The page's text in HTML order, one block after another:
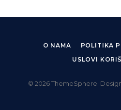
O NAMA
POLITIKA
USLOVI
© 2026 ThemeSphere.